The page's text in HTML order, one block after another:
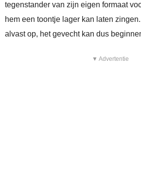
tegenstander van zijn eigen formaat
hem een toontje lager kan laten
alvast op, het gevecht kan dus
▼ Advertentie